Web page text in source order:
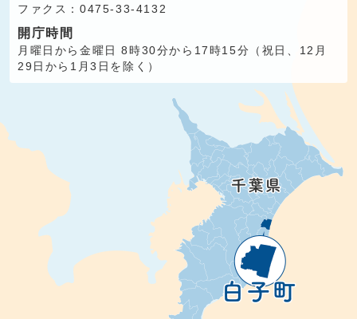
ファクス：0475-33-4132
開庁時間
月曜日から金曜日 8時30分から17時15分（祝日、12月
29日から1月3日を除く）